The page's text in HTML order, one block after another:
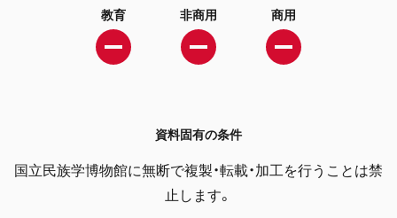
教育 非商用 商用
資料固有の条件
国立民族学博物館に無断で複製・転載・加工を行うことは禁
止します。